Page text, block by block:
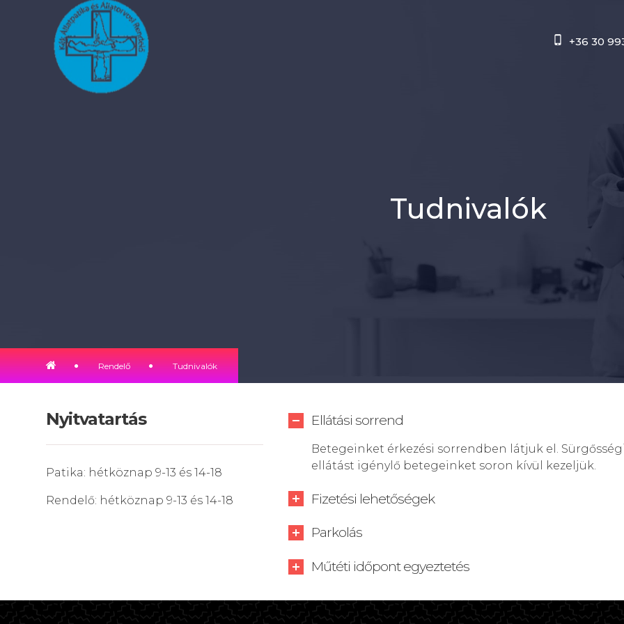
+36 30
Tudnivalók
Rendelő Tudnivalók
Nyitvatartás
Patika: hétköznap 9-13 és 14-18
Rendelő: hétköznap 9-13 és 14-18
Ellátási sorrend
Betegeinket érkezési sorrendben látjuk el.
ellátást igénylő betegeinket soron kívül kezeljük.
Fizetési lehetőségek
Parkolás
Műtéti időpont egyeztetés